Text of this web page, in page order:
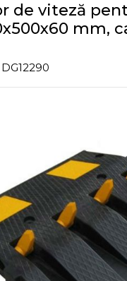
de viteză
mm,
DG12290